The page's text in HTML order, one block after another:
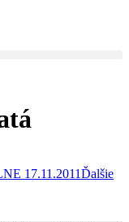
17.11.2011Ďalšie